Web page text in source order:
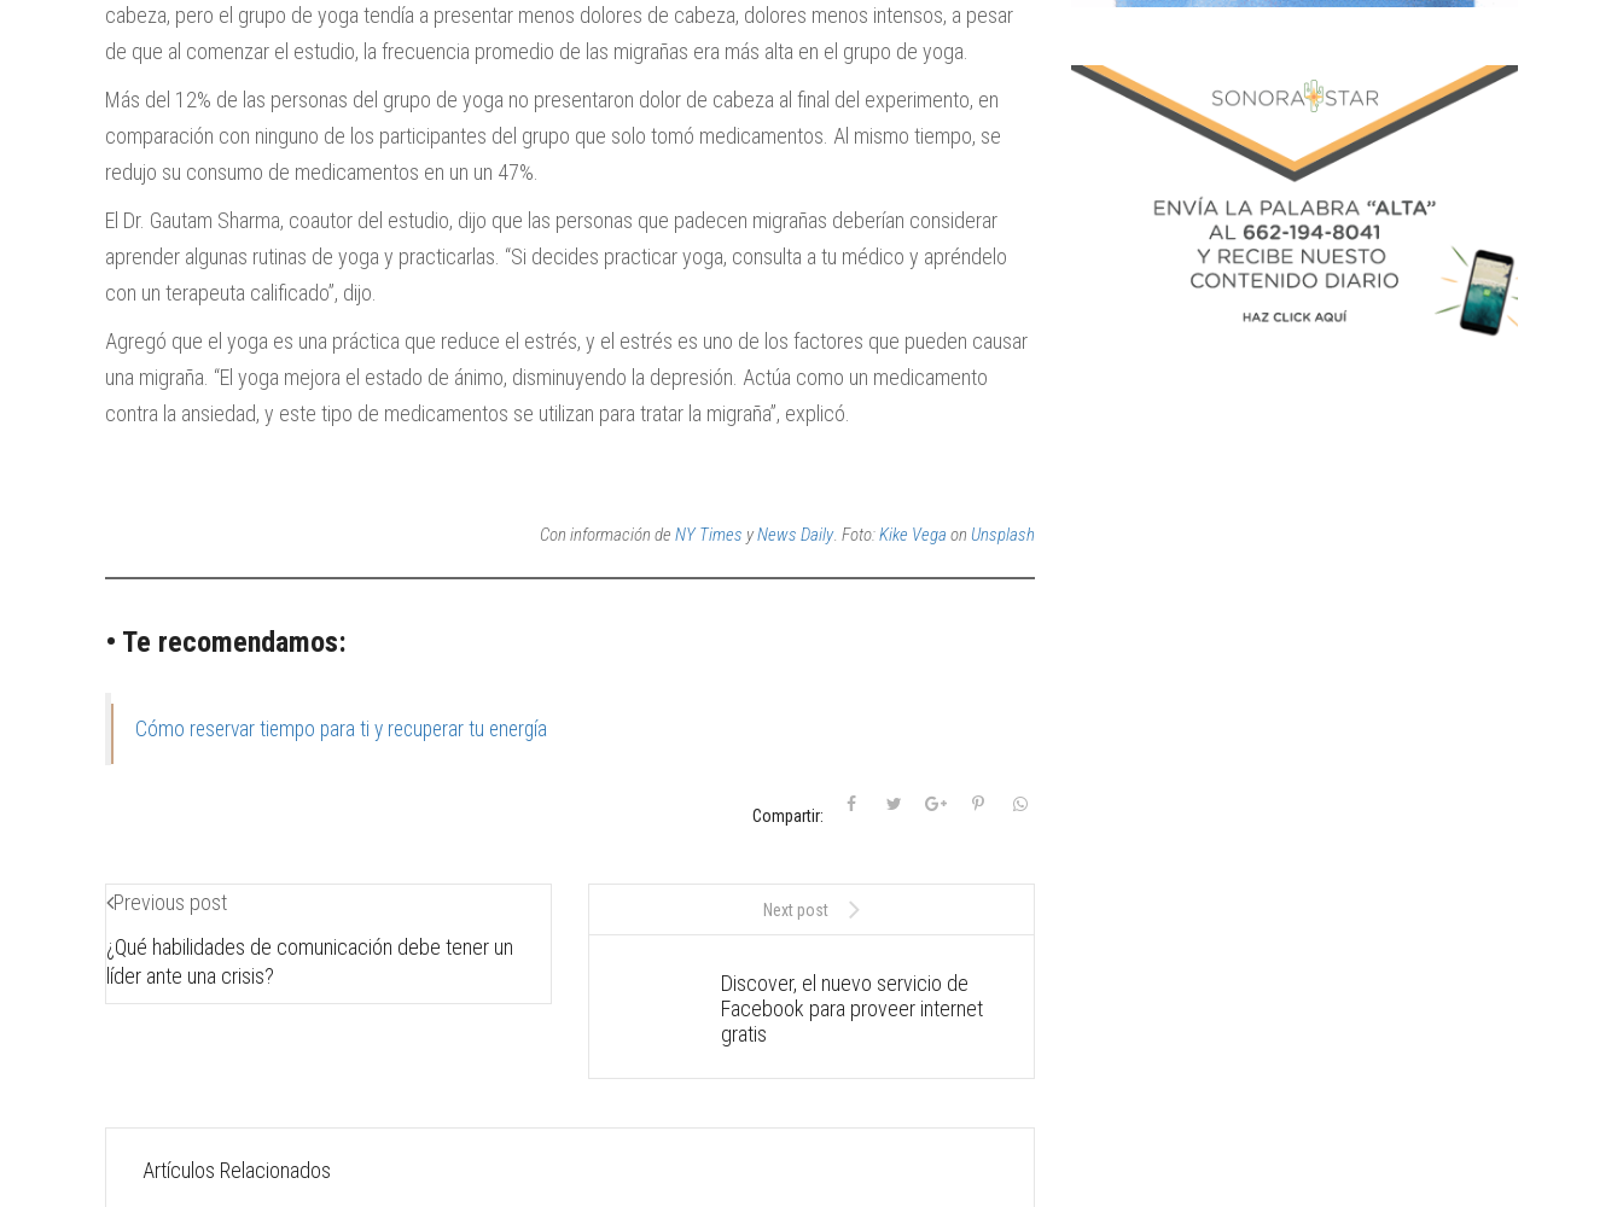
cabeza, pero el grupo de yoga tendía a presentar menos dolores de cabeza, dolores menos intensos, a pesar
de que al comenzar el estudio, la frecuencia promedio de las migrañas era más alta en el grupo de yoga.
Más del 12% de las personas del grupo de yoga no presentaron dolor de cabeza al final del experimento, en
comparación con ninguno de los participantes del grupo que solo tomó medicamentos. Al mismo tiempo, se
redujo su consumo de medicamentos en un un 47%.
El Dr. Gautam Sharma, coautor del estudio, dijo que las personas que padecen migrañas deberían considerar
aprender algunas rutinas de yoga y practicarlas. “Si decides practicar yoga, consulta a tu médico y apréndelo
con un terapeuta calificado”, dijo.
Agregó que el yoga es una práctica que reduce el estrés, y el estrés es uno de los factores que pueden causar
una migraña. “El yoga mejora el estado de ánimo, disminuyendo la depresión. Actúa como un medicamento
contra la ansiedad, y este tipo de medicamentos se utilizan para tratar la migraña”, explicó.
Con información de NY Times yNews Daily. Foto:Kike Vega on Unsplash
• Te recomendamos:
Cómo reservar tiempo para ti y recuperar tu energía
Compartir:
Previous post
¿Qué habilidades de comunicación debe tener un
líder ante una crisis?
Next post
Discover, el nuevo servicio de
Facebook para proveer internet
gratis
Artículos Relacionados